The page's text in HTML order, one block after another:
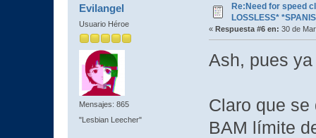
Evilangel
Usuario Héroe
Mensajes: 865
"Lesbian Leecher"
Re:Need for speed
LOSSLESS*
« Respuesta #6 en: 30 de
Ash, pues
Claro que
BAM límite